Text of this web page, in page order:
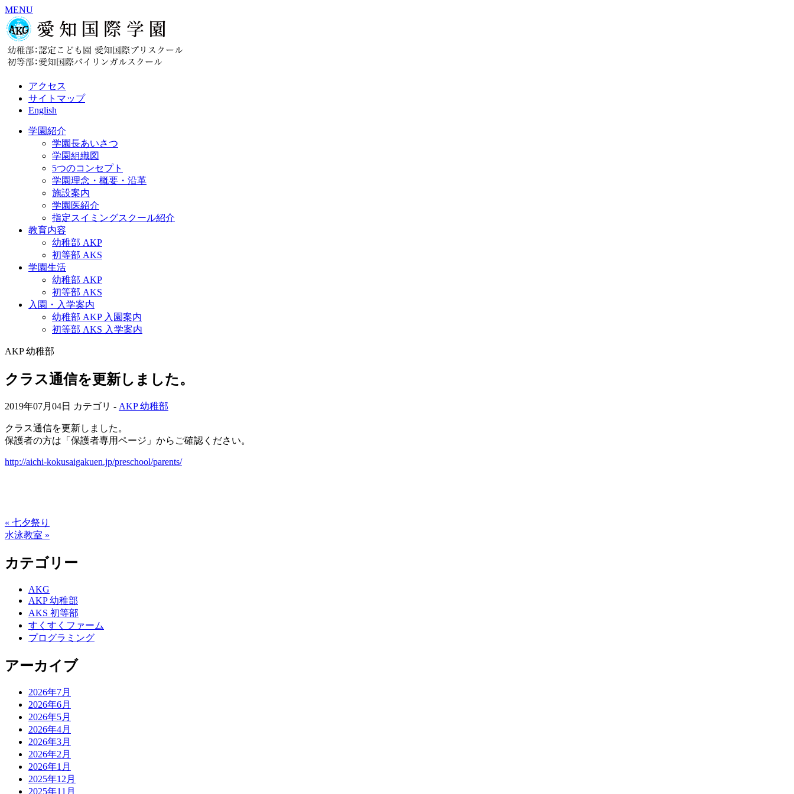
MENU
アクセス
サイトマップ
English
学園紹介
学園長あいさつ
学園組織図
5つのコンセプト
学園理念・概要・沿革
施設案内
学園医紹介
指定スイミングスクール紹介
教育内容
幼稚部 AKP
初等部 AKS
学園生活
幼稚部 AKP
初等部 AKS
入園・入学案内
幼稚部 AKP 入園案内
初等部 AKS 入学案内
AKP 幼稚部
クラス通信を更新しました。
2019年07月04日 カテゴリ - AKP 幼稚部
クラス通信を更新しました。
保護者の方は「保護者専用ページ」からご確認ください。
http://aichi-kokusaigakuen.jp/preschool/parents/
« 七夕祭り
水泳教室 »
カテゴリー
AKG
AKP 幼稚部
AKS 初等部
すくすくファーム
プログラミング
アーカイブ
2026年7月
2026年6月
2026年5月
2026年4月
2026年3月
2026年2月
2026年1月
2025年12月
2025年11月